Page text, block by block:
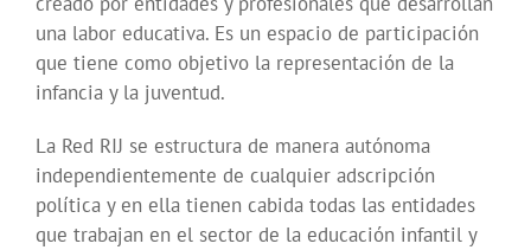
una labor educativa. Es un espacio de participación
que tiene como objetivo la representación de la
infancia y la juventud.
La Red RIJ se estructura de manera autónoma
independientemente de cualquier adscripción
política y en ella tienen cabida todas las entidades
que trabajan en el sector de la educación infantil y